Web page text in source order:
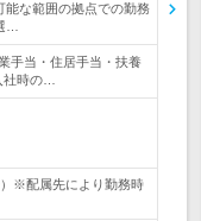
能な範囲の拠点での勤務
…
手当・住居手当・扶養
時の…
※配属先により勤務時